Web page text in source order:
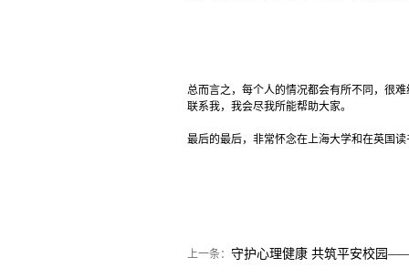
总而言之，每个人的情况都会有所不同，很
联系我，我会尽我所能帮助大家。
最后的最后，非常怀念在上海大学和在英国
上一条： 守护心理健康 共筑平安校园